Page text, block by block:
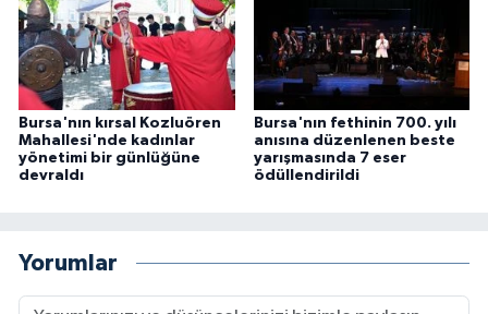
Bursa'nın kırsal Kozluören
Mahallesi'nde kadınlar
yönetimi bir günlüğüne
devraldı
Bursa'nın fethinin 700. yılı
anısına düzenlenen beste
yarışmasında 7 eser
ödüllendirildi
Yorumlar